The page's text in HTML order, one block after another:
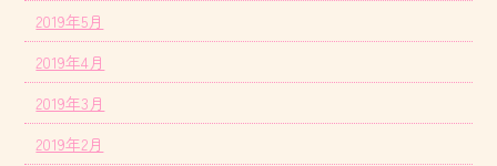
2019年5月
2019年4月
2019年3月
2019年2月